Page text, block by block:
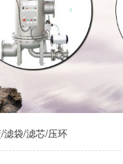
滤袋/滤芯/压环